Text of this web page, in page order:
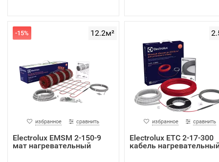
12.2м²
-15%
избранное сравнить
Electrolux EMSM 2-150-9
мат нагревательный
избранное сравнить
Electrolux ETC 2-17-300
кабель